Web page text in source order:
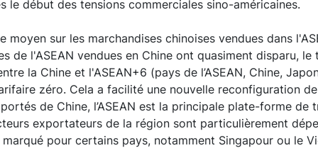
le début des tensions commerciales sino-américaines.
sur les marchandises chinoises vendues dans
de l'ASEAN vendues en Chine ont quasiment disparu,
la Chine et l'ASEAN+6 (pays de l’ASEAN, Chine,
zéro. Cela a facilité une nouvelle reconfiguration
de Chine, l’ASEAN est la principale plate-forme
exportateurs de la région sont particulièrement
pour certains pays, notamment Singapour ou le